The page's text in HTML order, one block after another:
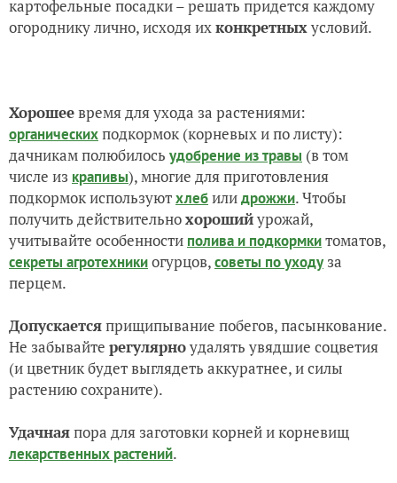
картофельные посадки – решать придется каждому
огороднику лично, исходя ихконкретныхусловий.
Хорошеевремя для ухода за растениями:
органическихподкормок (корневых и по листу):
дачникам полюбилось удобрение из травы (в том
числе из крапивы), многие для приготовления
подкормок используютхлебилидрожжи. Чтобы
получить действительнохорошийурожай,
учитывайте особенности полива и подкормкитоматов,
секреты агротехникиогурцов,советы по уходу за
перцем.
Допускаетсяприщипывание побегов, пасынкование.
Не забывайте регулярноудалять увядшие соцветия
(и цветник будет выглядеть аккуратнее, и силы
растению сохраните).
Удачнаяпора для заготовки корней и корневищ
лекарственных растений.